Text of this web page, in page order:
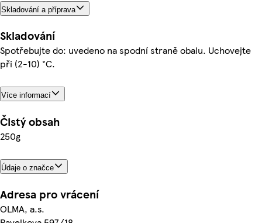
Skladování a příprava
Skladování
Spotřebujte do: uvedeno na spodní straně obalu. Uchovejte
při (2-10) °C.
Více informací
Čistý obsah
250g
Údaje o značce
Adresa pro vrácení
OLMA, a.s.